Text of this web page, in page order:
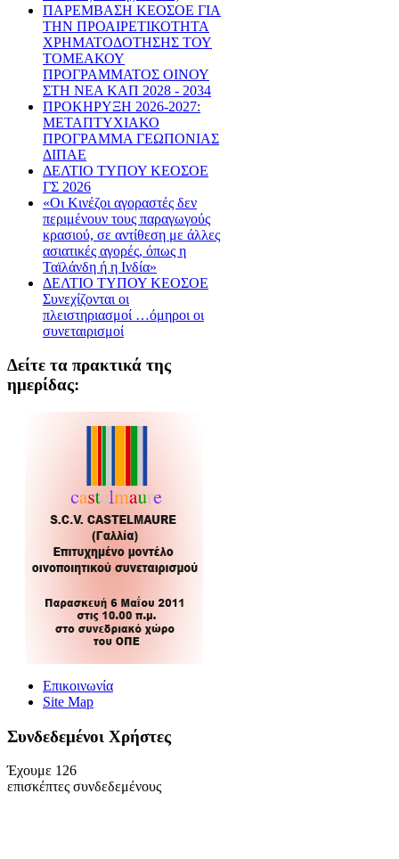
ΠΑΡΕΜΒΑΣΗ ΚΕΟΣΟΕ ΓΙΑ
ΤΗΝ ΠΡΟΑΙΡΕΤΙΚΟΤΗΤΑ
ΧΡΗΜΑΤΟΔΟΤΗΣΗΣ ΤΟΥ
ΤΟΜΕΑΚΟΥ
ΠΡΟΓΡΑΜΜΑΤΟΣ ΟΙΝΟΥ
ΣΤΗ ΝΕΑ ΚΑΠ 2028 - 2034
ΠΡΟΚΗΡΥΞΗ 2026-2027:
ΜΕΤΑΠΤΥΧΙΑΚΟ
ΠΡΟΓΡΑΜΜΑ ΓΕΩΠΟΝΙΑΣ
ΔΙΠΑΕ
ΔΕΛΤΙΟ ΤΥΠΟΥ ΚΕΟΣΟΕ
ΓΣ 2026
«Οι Κινέζοι αγοραστές δεν
περιμένουν τους παραγωγούς
κρασιού, σε αντίθεση με άλλες
ασιατικές αγορές, όπως η
Ταϊλάνδη ή η Ινδία»
ΔΕΛΤΙΟ ΤΥΠΟΥ ΚΕΟΣΟΕ
Συνεχίζονται οι
πλειστηριασμοί …όμηροι οι
συνεταιρισμοί
Δείτε τα πρακτικά της
ημερίδας:
Επικοινωνία
Site Map
Συνδεδεμένοι Xρήστες
Έχουμε 126
επισκέπτες συνδεδεμένους